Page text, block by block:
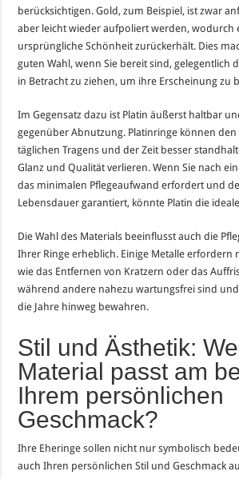
berücksichtigen. Gold, zum Beispiel, ist zwar
aber leicht wieder aufpoliert werden, wodurch
ursprüngliche Schönheit zurückerhält. Dies
guten Wahl, wenn Sie bereit sind, gelegentlich
in Betracht zu ziehen, um ihre Erscheinung zu
Im Gegensatz dazu ist Platin äußerst haltbar
gegenüber Abnutzung. Platinringe können den
täglichen Tragens und der Zeit besser
Glanz und Qualität verlieren. Wenn Sie nach
das minimalen Pflegeaufwand erfordert und
Lebensdauer garantiert, könnte Platin die
Die Wahl des Materials beeinflusst auch die
Ihrer Ringe erheblich. Einige Metalle erfordern
wie das Entfernen von Kratzern oder das
während andere nahezu wartungsfrei sind
die Jahre hinweg bewahren.
Stil und Ästhetik:
Material passt am
Ihrem persönlichen
Geschmack?
Ihre Eheringe sollen nicht nur symbolisch
auch Ihren persönlichen Stil und Geschmack